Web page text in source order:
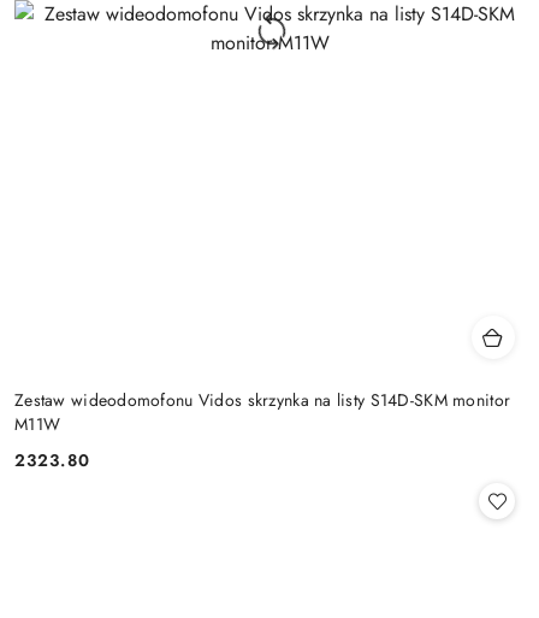
Zestaw wideodomofonu Vidos skrzynka na listy S14D-SKM monitor
M11W
Cena:
2323.80